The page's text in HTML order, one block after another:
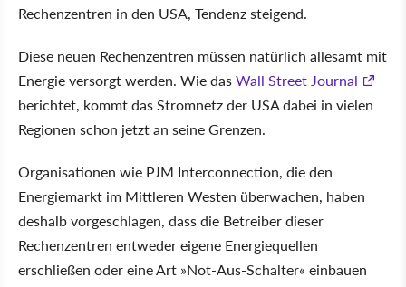
Rechenzentren in den USA, Tendenz steigend.
Diese neuen Rechenzentren müssen natürlich allesamt mit
Energie versorgt werden. Wie dasWall Street Journal
berichtet, kommt das Stromnetz der USA dabei in vielen
Regionen schon jetzt an seine Grenzen.
Organisationen wie PJM Interconnection, die den
Energiemarkt im Mittleren Westen überwachen, haben
deshalb vorgeschlagen, dass die Betreiber dieser
Rechenzentren entweder eigene Energiequellen
erschließen oder eine Art »Not-Aus-Schalter« einbauen